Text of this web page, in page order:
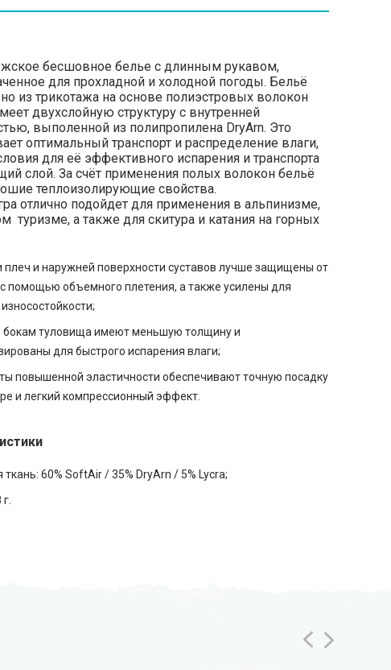
бесшовное белье с длинным рукавом,
для прохладной и холодной погоды. Бельё
из трикотажа на основе полиэстровых волокон
двухслойную структуру с внутренней
выполенной из полипропилена DryArn. Это
оптимальный транспорт и распределение влаги,
для её эффективного испарения и транспорта
слой. За счёт применения полых волокон бельё
теплоизолирующие свойства.
отлично подойдет для применения в альпинизме,
туризме, а также для скитура и катания на горных
плеч и наружней поверхности суставов лучше защищены от
помощью объемного плетения, а также усилены для
бокам туловища имеют меньшую толщину и
для быстрого испарения влаги;
повышенной эластичности обеспечивают точную посадку
и легкий компрессионный эффект.
ткань: 60% SoftAir / 35% DryArn / 5% Lycra;